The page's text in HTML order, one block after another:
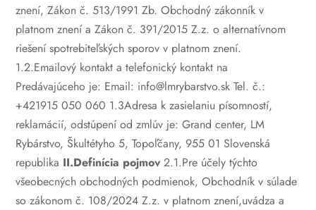
znení, Zákon č. 513/1991 Zb. Obchodný zákonník v
platnom znení a Zákon č. 391/2015 Z.z. o alternatívnom
riešení spotrebiteľských sporov v platnom znení.
1.2.Emailový kontakt a telefonický kontakt na
Predávajúceho je: Email: info@lmrybarstvo.sk Tel. č.:
+421915 050 060 1.3Adresa k zasielaniu písomností,
reklamácií, odstúpení od zmlúv je: Grand center, LM
Rybárstvo, Škultétyho 5, Topoľčany, 955 01 Slovenská
republika II.Definícia pojmov 2.1.Pre účely týchto
všeobecných obchodných podmienok, Obchodník v súlade
so zákonom č. 108/2024 Z.z. v platnom znení,uvádza a